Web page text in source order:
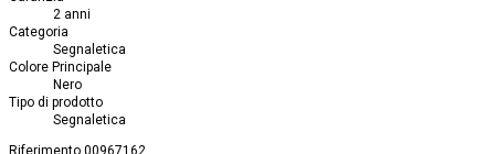
2 anni
Categoria
Segnaletica
Colore Principale
Nero
Tipo di prodotto
Segnaletica